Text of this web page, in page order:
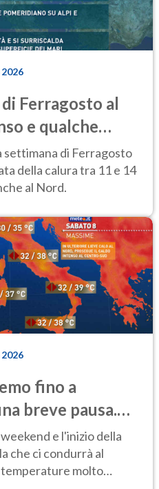
Ferragosto al
e qualche
settimana di Ferragosto
della calura tra 11 e 14
al Nord.
fino a
breve pausa.
e l'inizio della
che ci condurrà al
molto